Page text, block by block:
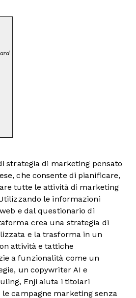
strategia di marketing pensato
che consente di pianificare,
tutte le attività di marketing
le informazioni
e dal questionario di
crea una strategia di
e la trasforma in un
attività e tattiche
a funzionalità come un
un copywriter AI e
Enji aiuta i titolari
campagne marketing senza